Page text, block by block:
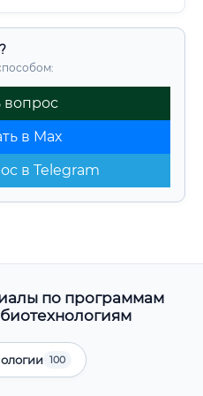
вопрос
в Max
в Telegram
по программам
100